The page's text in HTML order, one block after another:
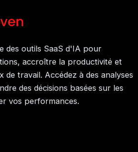
des outils SaaS d'IA pour
accroître la productivité et
de travail. Accédez à des analyses
des décisions basées sur les
vos performances.